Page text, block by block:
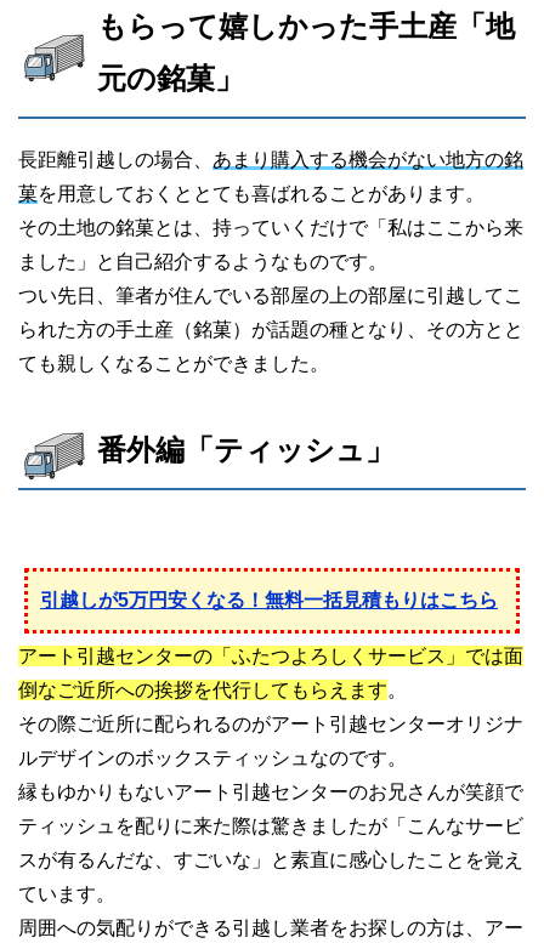
もらって嬉しかった手土産「地
元の銘菓」
長距離引越しの場合、 あまり購入する機会がない地方の銘
菓を用意しておくととても喜ばれることがあります。
その土地の銘菓とは、持っていくだけで「私はここから来
ました」と自己紹介するようなものです。
つい先日、筆者が住んでいる部屋の上の部屋に引越してこ
られた方の手土産（銘菓）が話題の種となり、その方とと
ても親しくなることができました。
番外編「ティッシュ」
引越しが5万円安くなる！無料一括見積もりはこちら
アート引越センターの「ふたつよろしくサービス」では面
倒なご近所への挨拶を代行してもらえます。
その際ご近所に配られるのがアート引越センターオリジナ
ルデザインのボックスティッシュなのです。
縁もゆかりもないアート引越センターのお兄さんが笑顔で
ティッシュを配りに来た際は驚きましたが「こんなサービ
スが有るんだな、すごいな」と素直に感心したことを覚え
ています。
周囲への気配りができる引越し業者をお探しの方は、アー